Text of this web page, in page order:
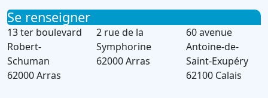
Se renseigner
13 ter boulevard
Robert-
Schuman
62000 Arras
2 rue de la
Symphorine
62000 Arras
60 avenue
Antoine-de-
Saint-Exupéry
62100 Calais